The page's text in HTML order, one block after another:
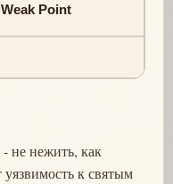
Point
не нежить, как
к святым